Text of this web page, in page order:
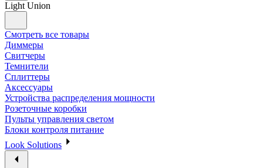
Light Union
Смотреть все товары
Диммеры
Свитчеры
Темнители
Сплиттеры
Аксессуары
Устройства распределения мощности
Розеточные коробки
Пульты управления светом
Блоки контроля питание
Look Solutions